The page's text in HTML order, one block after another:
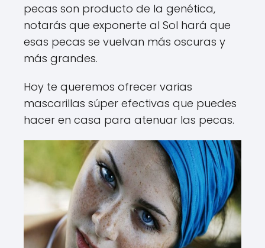
pecas son producto de la genética,
notarás que exponerte al Sol hará que
esas pecas se vuelvan más oscuras y
más grandes.
Hoy te queremos ofrecer varias
mascarillas súper efectivas que puedes
hacer en casa para atenuar las pecas.